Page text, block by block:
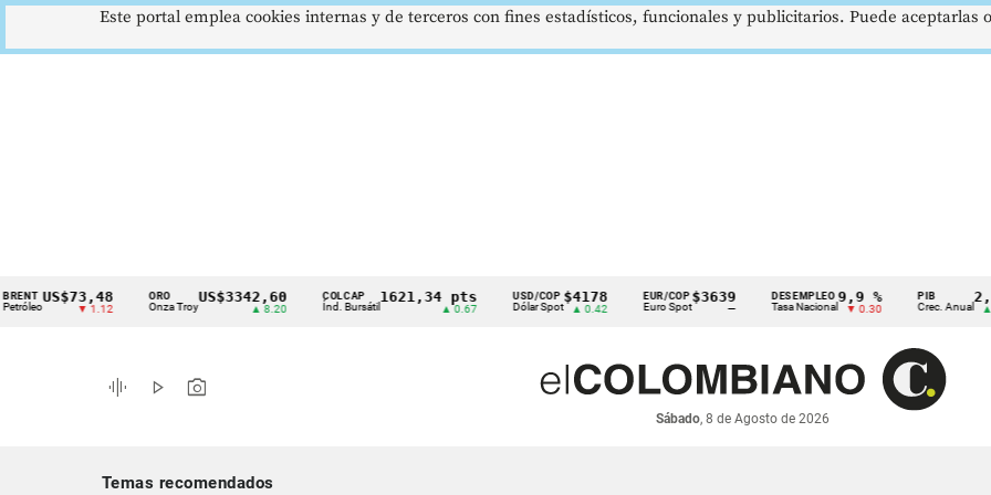
Cintillo
indicadores
económicos
▼ 1.12
ORO
Onza Troy
US$3342,60 COLCAP
Índ. Bursátil
1621,34 pts USD/COP
Dólar Spot
$4178
▲ 0.42
EUR/COP
Euro Spot
$3639
—
DESEMPLEO
Tasa Nacional
9,9 %
▼ 0.30
PIB
Crec. Anual
2,8 %
▲ 0.10
graphic_eq play_arrow photo_camera
Sábado, 8 de Agosto de 2026
Temas recomendados
Este portal emplea cookies internas y de terceros con fines estadísticos, funcionales y publicitarios. Puede aceptarlas